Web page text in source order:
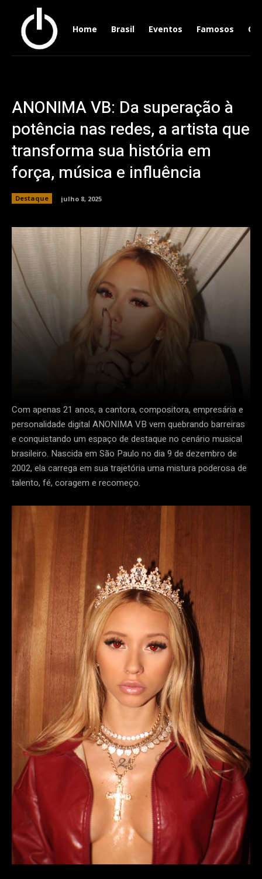
Home Brasil Eventos Famosos
ANONIMA VB: Da superação à
potência nas redes, a artista que
transforma sua história em
força, música e influência
Destaque julho 8, 2025
Com apenas 21 anos, a cantora, compositora, empresária e
personalidade digital ANONIMA VB vem quebrando barreiras
e conquistando um espaço de destaque no cenário musical
brasileiro. Nascida em São Paulo no dia 9 de dezembro de
2002, ela carrega em sua trajetória uma mistura poderosa de
talento, fé, coragem e recomeço.